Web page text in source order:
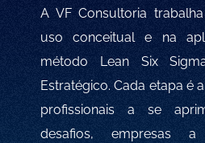
A VF Consultoria
uso conceitual e na
método Lean Six
Estratégico. Cada etapa é
profissionais a se
desafios, empresas